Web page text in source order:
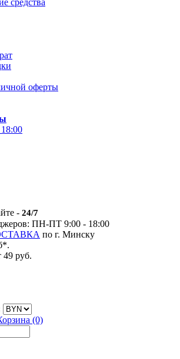
средства
оферты
- 24/7
ПН-ПТ 9:00 - 18:00
по г. Минску
49 руб.
(0)